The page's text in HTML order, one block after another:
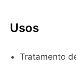
Usos
Tratamento